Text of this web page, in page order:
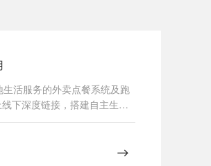
活服务的外卖点餐系统及跑
下深度链接，搭建自主生活